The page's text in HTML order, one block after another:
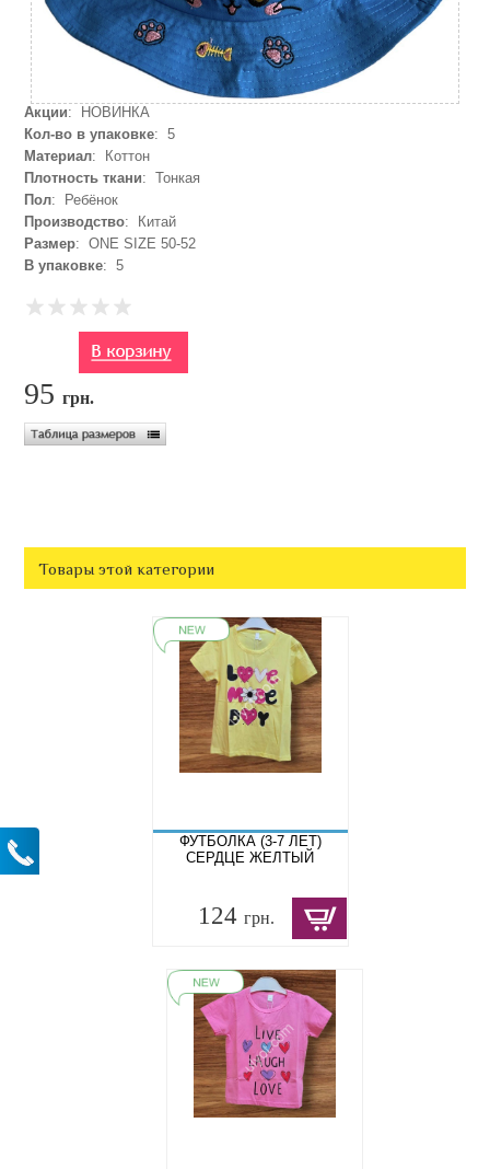
Акции: НОВИНКА
Кол-во в упаковке: 5
Материал: Коттон
Плотность ткани: Тонкая
Пол: Ребёнок
Производство: Китай
Размер: ONE SIZE 50-52
В упаковке: 5
95грн.
Товары этой категории
ФУТБОЛКА (3-7 ЛЕТ)
СЕРДЦЕ ЖЕЛТЫЙ
124 грн.